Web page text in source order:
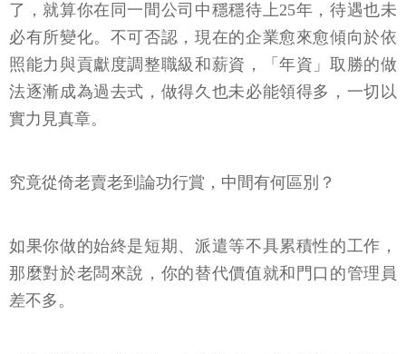
了，就算你在同一間公司中穩穩待上25年，待遇也未
必有所變化。不可否認，現在的企業愈來愈傾向於依
照能力與貢獻度調整職級和薪資，「年資」取勝的做
法逐漸成為過去式，做得久也未必能領得多，一切以
實力見真章。
究竟從倚老賣老到論功行賞，中間有何區別？
如果你做的始終是短期、派遣等不具累積性的工作，
那麼對於老闆來說，你的替代價值就和門口的管理員
差不多。